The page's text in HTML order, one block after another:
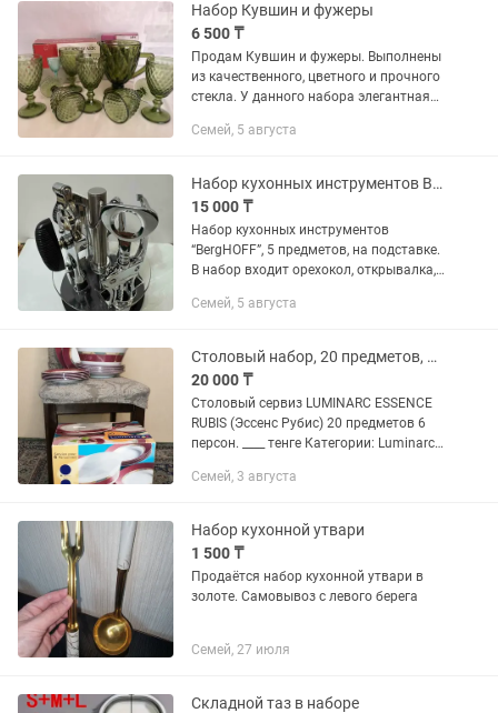
Набор Кувшин и фужеры
6 500 ₸
Продам Кувшин и фужеры. Выполнены
из качественного, цветного и прочного
стекла. У данного набора элегантная
эстетичная и удобная ножка-
Семей, 5 августа
Набор кухонных инструментов BergHOFF,
15 000 ₸
Набор кухонных инструментов
“BergHOFF”, 5 предметов, на подставке.
В набор входит орехокол, открывалка,
фруктов, цитрусов и рыбы, чесночница,
Семей, 5 августа
Столовый набор, 20 предметов, 6 персон
20 000 ₸
Столовый сервиз LUMINARC ESSENCE
RUBIS (Эссенс Рубис) 20 предметов 6
персон. ____ тенге Категории: Luminarc,
LUMINARC Производитель ARC...
Семей, 3 августа
Набор кухонной утвари
1 500 ₸
Продаётся набор кухонной утвари в
золоте. Самовывоз с левого берега
Семей, 27 июля
Складной таз в наборе